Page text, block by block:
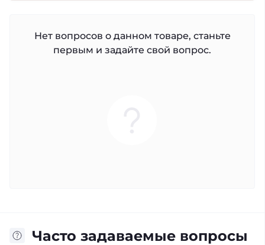
Нет вопросов о данном товаре, станьте
первым и задайте свой вопрос.
Часто задаваемые вопросы